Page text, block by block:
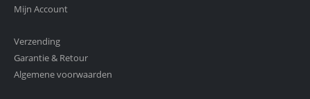
Mijn Account
Verzending
Garantie & Retour
Algemene voorwaarden